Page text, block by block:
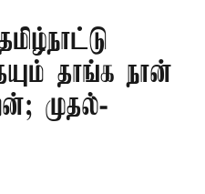
தாங்க நான்
முதல்-